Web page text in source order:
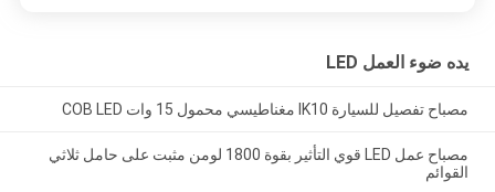
يده ضوء العمل LED
مصباح تفصيل للسيارة IK10 مغناطيسي محمول 15 وات COB LED
مصباح عمل LED قوي التأثير بقوة 1800 لومن مثبت على حامل ثلاثي
القوائم